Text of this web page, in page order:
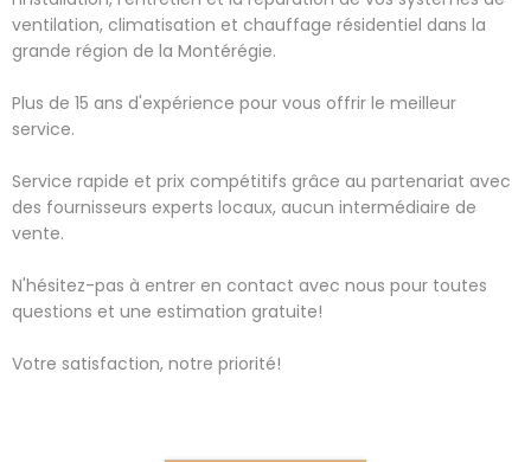
ventilation, climatisation et chauffage résidentiel dans la
grande région de la Montérégie.
Plus de 15 ans d'expérience pour vous offrir le meilleur
service.
Service rapide et prix compétitifs grâce au partenariat avec
des fournisseurs experts locaux, aucun intermédiaire de
vente.
N'hésitez-pas à entrer en contact avec nous pour toutes
questions et une estimation gratuite!
Votre satisfaction, notre priorité!